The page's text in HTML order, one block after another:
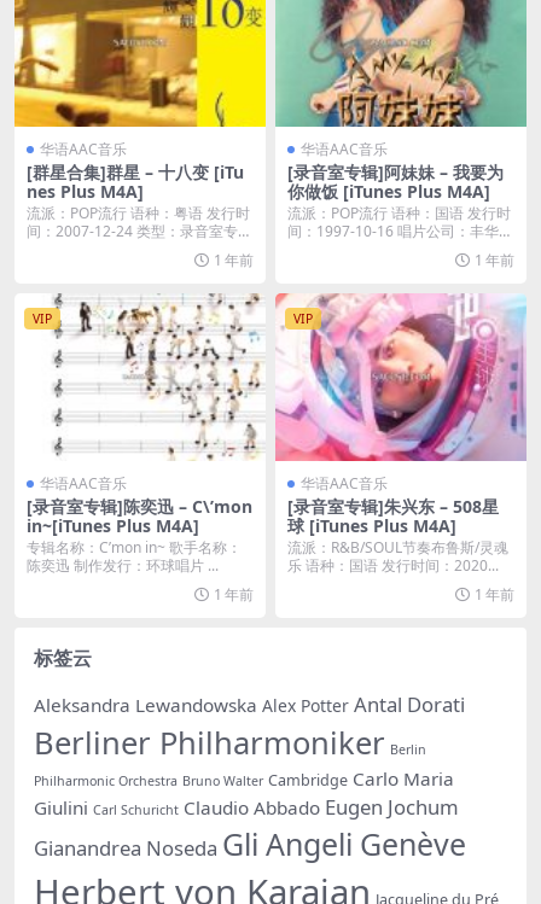
华语AAC音乐
[群星合集]群星 – 十八变 [iTu
nes Plus M4A]
流派：POP流行 语种：粤语 发行时
间：2007-12-24 类型：录音室专辑
1 年前
华语AAC音乐
[录音室专辑]阿妹妹 – 我要为
你做饭 [iTunes Plus M4A]
流派：POP流行 语种：国语 发行时
间：1997-10-16 唱片公司：丰华唱
1 年前
VIP
华语AAC音乐
[录音室专辑]陈奕迅 – C\’mon
in~[iTunes Plus M4A]
专辑名称：C’mon in~ 歌手名称：
陈奕迅 制作发行：环球唱片 ...
1 年前
VIP
华语AAC音乐
[录音室专辑]朱兴东 – 508星
球 [iTunes Plus M4A]
流派：R&B/SOUL节奏布鲁斯/灵魂
乐 语种：国语 发行时间：2020...
1 年前
标签云
Aleksandra Lewandowska Alex Potter Antal Dorati
Berliner Philharmoniker Berlin
Philharmonic Orchestra Bruno Walter Cambridge Carlo Maria
Giulini Carl Schuricht Claudio Abbado Eugen Jochum
Gianandrea Noseda Gli Angeli Genève
Herbert von Karajan Jacqueline du Pré